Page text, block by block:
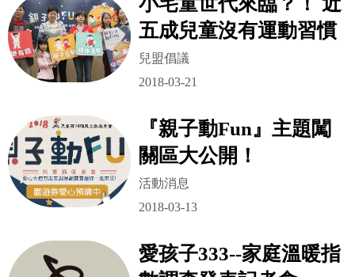
五成兒童沒有運動習慣
兒盟倡議
2018-03-21
『親子動Fun』主題闖
關區大公開！
活動消息
2018-03-13
愛孩子333--家庭溫暖指